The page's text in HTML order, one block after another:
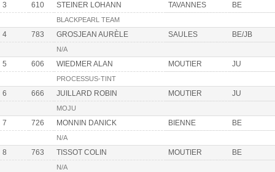
3 610 STEINER LOHANN TAVANNES BE
BLACKPEARL TEAM
4 783 GROSJEAN AURÈLE SAULES BE/JB
N/A
5 606 WIEDMER ALAN MOUTIER JU
PROCESSUS-TINT
6 666 JUILLARD ROBIN MOUTIER JU
MOJU
7 726 MONNIN DANICK BIENNE BE
N/A
8 763 TISSOT COLIN MOUTIER BE
N/A